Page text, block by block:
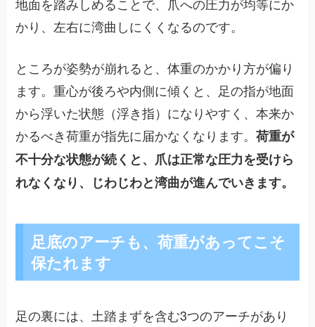
かり、左右に湾曲しにくくなるのです。
ところが姿勢が崩れると、体重のかかり方が偏り
ます。重心が後ろや内側に傾くと、足の指が地面
から浮いた状態（浮き指）になりやすく、本来か
かるべき荷重が指先に届かなくなります。荷重が
不十分な状態が続くと、爪は正常な圧力を受けら
れなくなり、じわじわと湾曲が進んでいきます。
足底のアーチも、荷重があってこそ
保たれます
足の裏には、土踏まずを含む3つのアーチがあり